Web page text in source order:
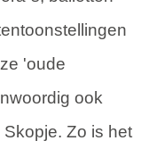
'oude
ook
Zo is het